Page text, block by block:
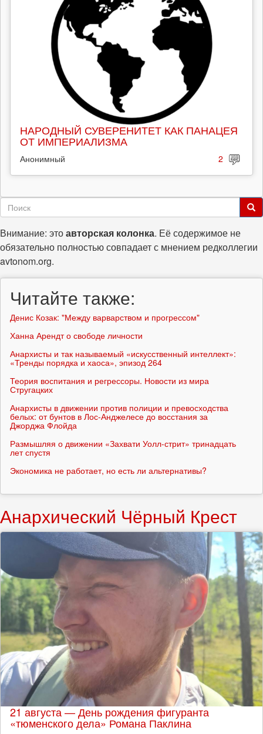
НАРОДНЫЙ СУВЕРЕНИТЕТ КАК ПАНАЦЕЯ
ОТ ИМПЕРИАЛИЗМА
Анонимный 2
Форма
поиска
Внимание: этоавторская колонка. Её содержимое не
обязательно полностью совпадает с мнением редколлегии
avtonom.org.
Читайте также:
Денис Козак: "Между варварством и прогрессом"
Ханна Арендт о свободе личности
Анархисты и так называемый «искусственный интеллект»:
«Тренды порядка и хаоса», эпизод 264
Теория воспитания и регрессоры. Новости из мира
Стругацких
Анархисты в движении против полиции и превосходства
белых: от бунтов в Лос-Анджелесе до восстания за
Джорджа Флойда
Размышляя о движении «Захвати Уолл-стрит» тринадцать
лет спустя
Экономика не работает, но есть ли альтернативы?
Анархический Чёрный Крест
21 августа — День рождения фигуранта
«тюменского дела» Романа Паклина